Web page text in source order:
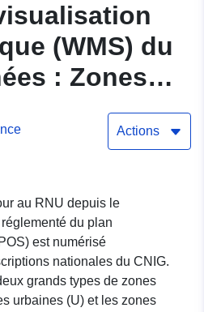
(WMS) du
: Zones
du plan
des sols de
Actions
au RNU depuis le
du plan
est numérisé
nationales du CNIG.
grands types de zones
urbaines (U) et les zones